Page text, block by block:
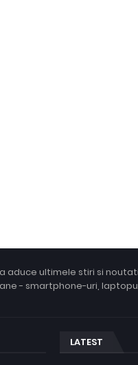
aduce ultimele stiri si
- smartphone-uri,
LATEST